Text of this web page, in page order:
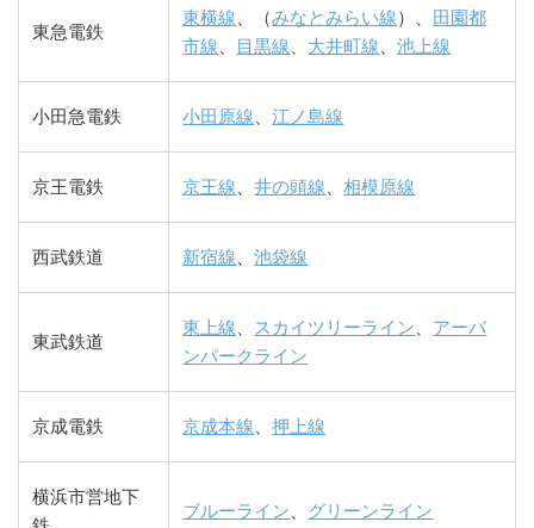
東急電鉄
東横線、（みなとみらい線）、 田園都
市線、 目黒線、 大井町線、池上線
小田急電鉄 小田原線、江ノ島線
京王電鉄 京王線、井の頭線、相模原線
西武鉄道 新宿線、池袋線
東武鉄道
東上線、 スカイツリーライン、 アーバ
ンパークライン
京成電鉄 京成本線、押上線
横浜市営地下
ブルーライン、 グリーンライン